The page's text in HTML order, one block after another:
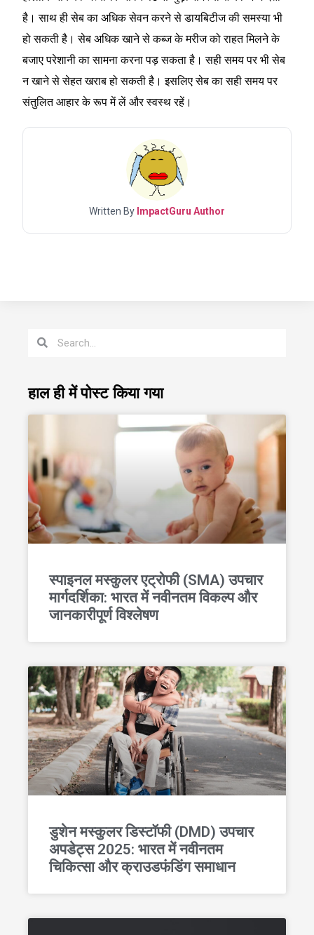
है। साथ ही सेब का अधिक सेवन करने से डायबिटीज की समस्या भी
हो सकती है। सेब अधिक खाने से कब्ज के मरीज को राहत मिलने के
बजाए परेशानी का सामना करना पड़ सकता है। सही समय पर भी सेब
न खाने से सेहत खराब हो सकती है। इसलिए सेब का सही समय पर
संतुलित आहार के रूप में लें और स्वस्थ रहें।
Written By ImpactGuru Author
हाल ही में पोस्ट किया गया
स्पाइनल मस्कुलर एट्रोफी (SMA) उपचार
मार्गदर्शिका: भारत में नवीनतम विकल्प और
जानकारीपूर्ण विश्लेषण
डुशेन मस्कुलर डिस्टॉफी (DMD) उपचार
अपडेट्स 2025: भारत में नवीनतम
चिकित्सा और क्राउडफंडिंग समाधान